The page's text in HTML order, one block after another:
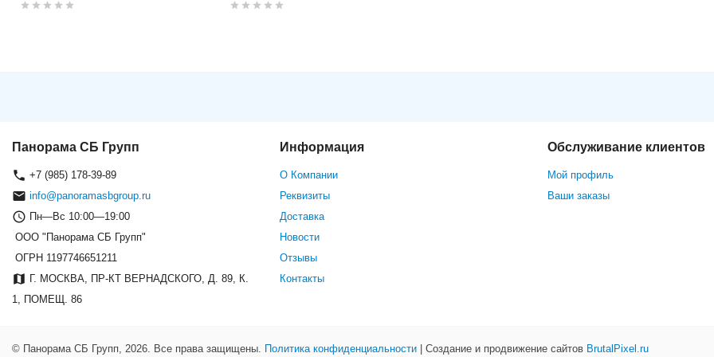
Панорама СБ Групп
+7 (985) 178-39-89
info@panoramasbgroup.ru
Пн—Вс 10:00—19:00
ООО "Панорама СБ Групп"
ОГРН 1197746651211
Г. МОСКВА, ПР-КТ ВЕРНАДСКОГО, Д. 89, К.
1, ПОМЕЩ. 86
Информация
О Компании
Реквизиты
Доставка
Новости
Отзывы
Контакты
Обслуживание клиентов
Мой профиль
Ваши заказы
© Панорама СБ Групп, 2026. Все права защищены. Политика конфиденциальности | Создание и продвижение сайтов BrutalPixel.ru